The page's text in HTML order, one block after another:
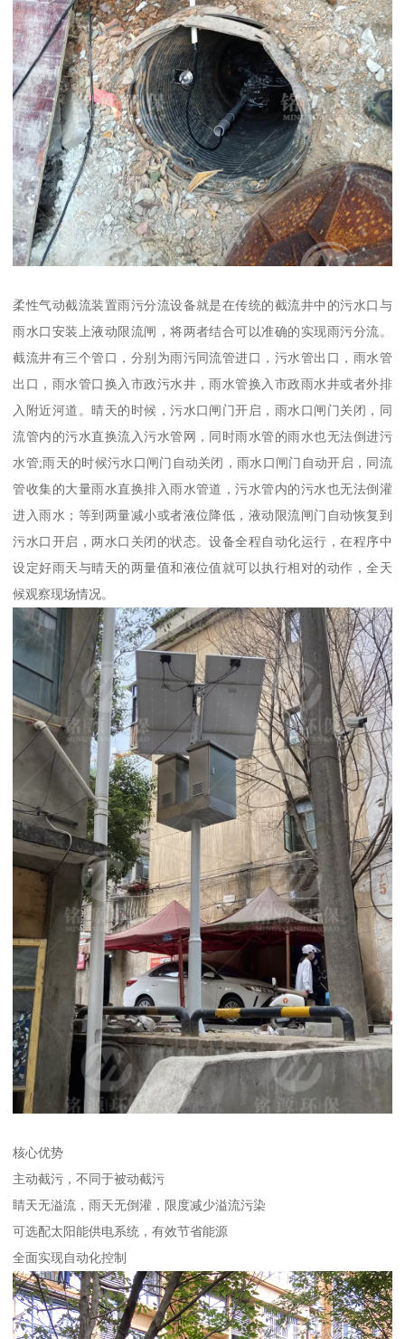
柔性气动截流装置雨污分流设备就是在传统的截流井中的污水口与
雨水口安装上液动限流闸，将两者结合可以准确的实现雨污分流。
截流井有三个管口，分别为雨污同流管进口，污水管出口，雨水管
出口，雨水管口换入市政污水井，雨水管换入市政雨水井或者外排
入附近河道。晴天的时候，污水口闸门开启，雨水口闸门关闭，同
流管内的污水直换流入污水管网，同时雨水管的雨水也无法倒进污
水管;雨天的时候污水口闸门自动关闭，雨水口闸门自动开启，同流
管收集的大量雨水直换排入雨水管道，污水管内的污水也无法倒灌
进入雨水；等到两量减小或者液位降低，液动限流闸门自动恢复到
污水口开启，两水口关闭的状态。设备全程自动化运行，在程序中
设定好雨天与晴天的两量值和液位值就可以执行相对的动作，全天
候观察现场情况。
核心优势
主动截污，不同于被动截污
睛天无溢流，雨天无倒灌，限度减少溢流污染
可选配太阳能供电系统，有效节省能源
全面实现自动化控制